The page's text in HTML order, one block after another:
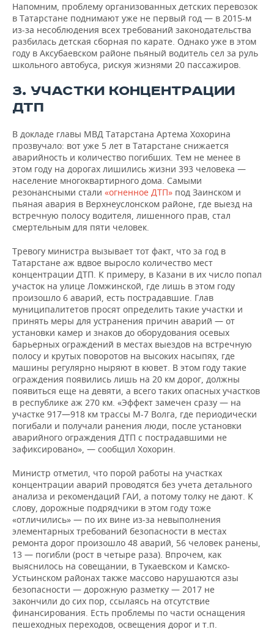
Напомним, проблему организованных детских перевозок
в Татарстане поднимают уже не первый год — в 2015-м
из-за несоблюдения всех требований законодательства
разбилась детская сборная по карате. Однако уже в этом
году в Аксубаевском районе пьяный водитель сел за руль
школьного автобуса, рискуя жизнями 20 пассажиров.
3. УЧАСТКИ КОНЦЕНТРАЦИИ
ДТП
В докладе главы МВД Татарстана Артема Хохорина
прозвучало: вот уже 5 лет в Татарстане снижается
аварийность и количество погибших. Тем не менее в
этом году на дорогах лишились жизни 393 человека —
население многоквартирного дома. Самыми
резонансными стали «огненное ДТП» под Заинском и
пьяная авария в Верхнеуслонском районе, где выезд на
встречную полосу водителя, лишенного прав, стал
смертельным для пяти человек.
Тревогу министра вызывает тот факт, что за год в
Татарстане аж вдвое выросло количество мест
концентрации ДТП. К примеру, в Казани в их число попал
участок на улице Ломжинской, где лишь в этом году
произошло 6 аварий, есть пострадавшие. Глав
муниципалитетов просят определить такие участки и
принять меры для устранения причин аварий — от
установки камер и знаков до оборудования осевых
барьерных ограждений в местах выездов на встречную
полосу и крутых поворотов на высоких насыпях, где
машины регулярно ныряют в кювет. В этом году такие
ограждения появились лишь на 20 км дорог, должны
появиться еще на девяти, а всего таких опасных участков
в республике аж 270 км. «Эффект замечен сразу — на
участке 917—918 км трассы М-7 Волга, где периодически
погибали и получали ранения люди, после установки
аварийного ограждения ДТП с пострадавшими не
зафиксировано», — сообщил Хохорин.
Министр отметил, что порой работы на участках
концентрации аварий проводятся без учета детального
анализа и рекомендаций ГАИ, а потому толку не дают. К
слову, дорожные подрядчики в этом году тоже
«отличились» — по их вине из-за невыполнения
элементарных требований безопасности в местах
ремонта дорог произошло 48 аварий, 56 человек ранены,
13 — погибли (рост в четыре раза). Впрочем, как
выяснилось на совещании, в Тукаевском и Камско-
Устьинском районах также массово нарушаются азы
безопасности — дорожную разметку — 2017 не
закончили до сих пор, ссылаясь на отсутствие
финансирования. Есть проблемы по части оснащения
пешеходных переходов, освещения дорог и т.п.